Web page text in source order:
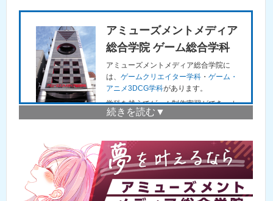
アミューズメントメディア
総合学院 ゲーム総合学科
アミューズメントメディア総合学院に
は、 ゲームクリエイター学科・ ゲーム・
アニメ3DCG学科があります。
学科を越えてゲーム制作実習ができ、カ
プコンやスクウェア・エニックスなど、